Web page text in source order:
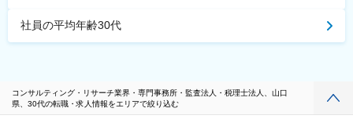
社員の平均年齢30代
コンサルティング・リサーチ業界・専門事務所・監査法人・税理士法人、山口
県、30代の転職・求人情報をエリアで絞り込む